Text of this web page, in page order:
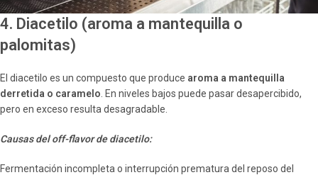
4. Diacetilo (aroma a mantequilla o
palomitas)
El diacetilo es un compuesto que produce aroma a mantequilla
derretida o caramelo . En niveles bajos puede pasar desapercibido,
pero en exceso resulta desagradable.
Causas del off-flavor de diacetilo:
Fermentación incompleta o interrupción prematura del reposo del